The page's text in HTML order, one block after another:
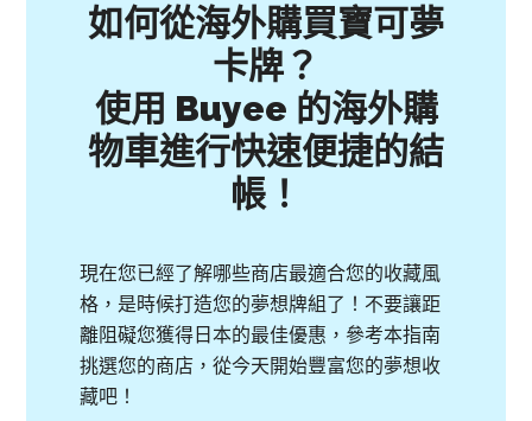
如何從海外購買寶可夢
卡牌？
使用 Buyee 的海外購
物車進行快速便捷的結
帳！
現在您已經了解哪些商店最適合您的收藏風
格，是時候打造您的夢想牌組了！不要讓距
離阻礙您獲得日本的最佳優惠，參考本指南
挑選您的商店，從今天開始豐富您的夢想收
藏吧！